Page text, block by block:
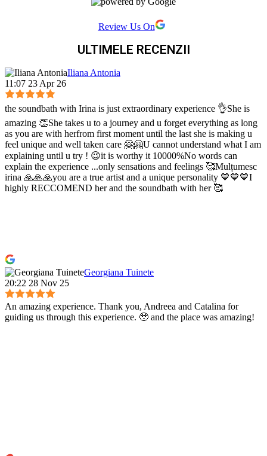
Review Us On
ULTIMELE RECENZII
Iliana Antonia
11:07 23 Apr 26
the soundbath with Irina is just extraordinary experience 👌She is
amazing 👏She takes u to a journey and u forget everything as long
as you are with herfrom first moment until the last she is making u
feel unique and well taken care 🤗🤗U cannot understand what I am
explaining until u try ! 😉it is worthy it 10000%No words can
explain the experience ...only sensations and feelings 🥰Mulțumesc
irina 🙏🙏🙏you are a true artist and a unique personality 💙💙💙I
highly RECCOMEND her and the soundbath with her 🥰
Georgiana Tuinete
20:22 28 Nov 25
An amazing experience. Thank you, Andreea and Catalina for
guiding us through this experience. 🥹 and the place was amazing!